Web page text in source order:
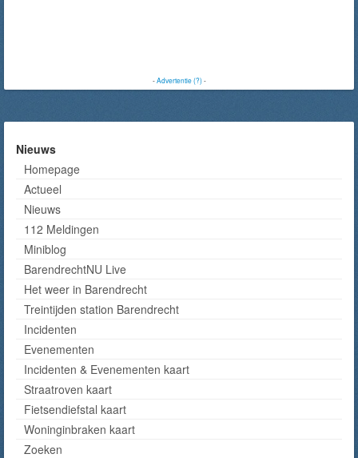
-Advertentie (?)-
Nieuws
Homepage
Actueel
Nieuws
112 Meldingen
Miniblog
BarendrechtNU Live
Het weer in Barendrecht
Treintijden station Barendrecht
Incidenten
Evenementen
Incidenten & Evenementen kaart
Straatroven kaart
Fietsendiefstal kaart
Woninginbraken kaart
Zoeken